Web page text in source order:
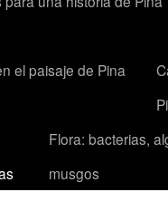
el paisaje de Pina
Flora: bacterias,
musgos